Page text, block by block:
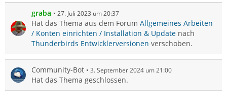
graba 27. Juli 2023 um 20:37
Hat das Thema aus dem Forum Allgemeines Arbeiten
/ Konten einrichten / Installation & Update nach
Thunderbirds Entwicklerversionen verschoben.
Community-Bot 3. September 2024 um 21:00
Hat das Thema geschlossen.